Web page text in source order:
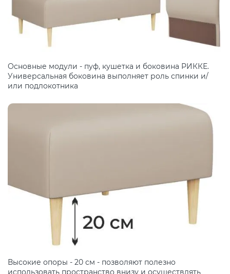
Основные модули - пуф, кушетка и боковина РИККЕ.
Универсальная боковина выполняет роль спинки и/
или подлокотника
Высокие опоры - 20 см - позволяют полезно
использовать пространство внизу и осуществлять